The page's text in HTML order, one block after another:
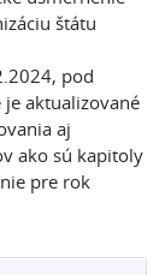
štátu
pod
aktualizované
aj
ako sú kapitoly
pre rok